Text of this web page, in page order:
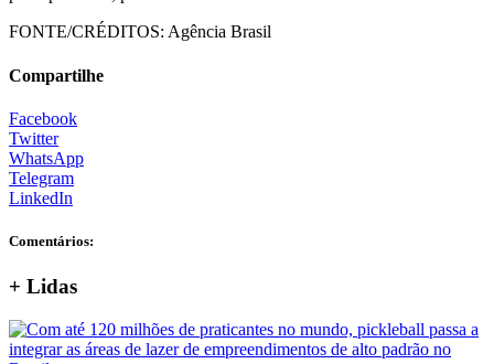
FONTE/CRÉDITOS: Agência Brasil
Compartilhe
Facebook
Twitter
WhatsApp
Telegram
LinkedIn
Comentários:
+ Lidas